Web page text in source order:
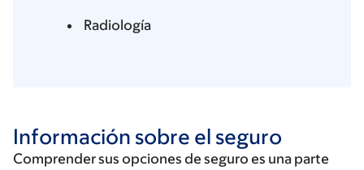
Radiología
Información sobre el seguro
Comprender sus opciones de seguro es una parte